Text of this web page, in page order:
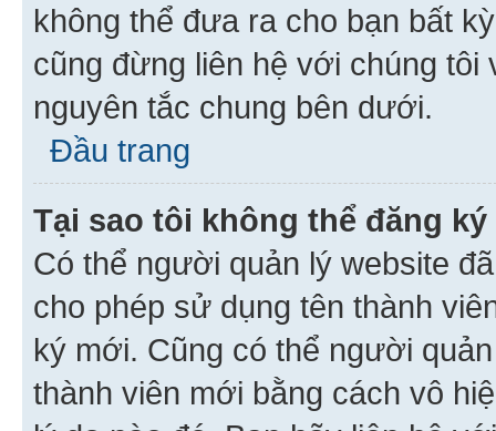
không thể đưa ra cho bạn bất
cũng đừng liên hệ với chúng
nguyên tắc chung bên dưới.
Đầu trang
Tại sao tôi không thể đăng
Có thể người quản lý website
cho phép sử dụng tên thành
ký mới. Cũng có thể người
thành viên mới bằng cách vô